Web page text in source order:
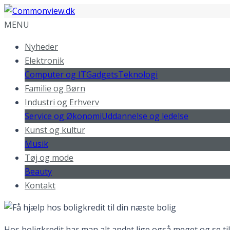
MENU
Nyheder
Elektronik
Computer og ITGadgetsTeknologi
Familie og Børn
Industri og Erhverv
Service og ØkonomiUddannelse og ledelse
Kunst og kultur
Musik
Tøj og mode
Beauty
Kontakt